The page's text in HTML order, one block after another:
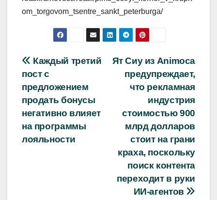
om_torgovom_tsentre_sankt_peterburga/
Навигация
по
записям
Ят Сиу из Animoca
предупреждает,
что рекламная
индустрия
стоимостью 900
млрд долларов
стоит на грани
краха, поскольку
поиск контента
переходит в руки
ИИ-агентов
Каждый третий
пост с
предложением
продать бонусы
негативно влияет
на программы
лояльности